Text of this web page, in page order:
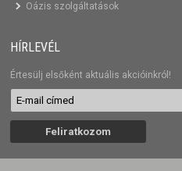
Oázis szolgáltatások
HÍRLEVÉL
Értesülj elsőként aktuális akcióinkról!